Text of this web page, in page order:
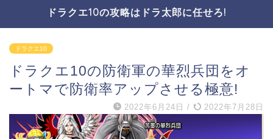
ドラクエ10の攻略はドラ太郎に任せろ!
ドラクエ10
ドラクエ10の防衛軍の華烈兵団をオ
ートマで防衛率アップさせる極意!
2022年6月24日 / 2022年7月28日